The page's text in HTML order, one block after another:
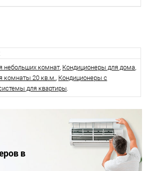
небольших комнат, Кондиционеры для дома,
комнаты 20 кв.м., Кондиционеры с
для квартиры.
в